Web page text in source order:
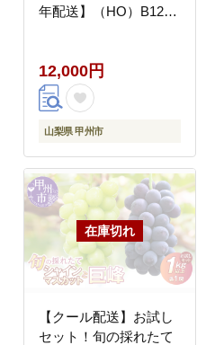
年配送】（HO）B12-
12,000円
山梨県 甲州市
【クール配送】お試し
セット！旬の採れたて